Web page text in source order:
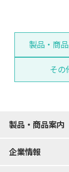
製品・商品
その
製品・商品案内
企業情報